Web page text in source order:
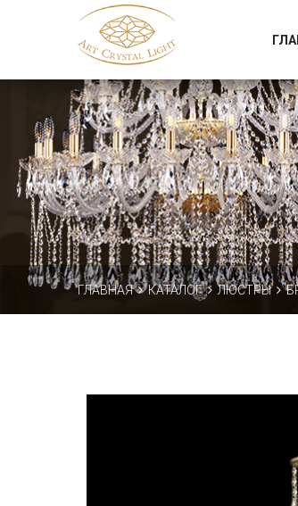
Официальный магазин фабрики
ГЛАВНАЯ КАТАЛОГ ЛЮСТРЫ